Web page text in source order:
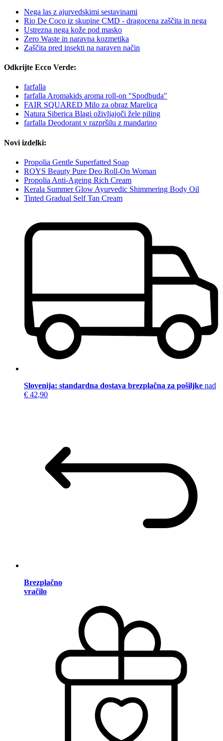
Nega las z ajurvedskimi sestavinami
Rio De Coco iz skupine CMD - dragocena zaščita in nega
Ustrezna nega kože pod masko
Zero Waste in naravna kozmetika
Zaščita pred insekti na naraven način
Odkrijte Ecco Verde:
farfalla
farfalla Aromakids aroma roll-on "Spodbuda"
FAIR SQUARED Milo za obraz Marelica
Natura Siberica Blagi oživljajoči žele piling
farfalla Deodorant v razpršilu z mandarino
Novi izdelki:
Propolia Gentle Superfatted Soap
ROYS Beauty Pure Deo Roll-On Woman
Propolia Anti-Ageing Rich Cream
Kerala Summer Glow Ayurvedic Shimmering Body Oil
Tinted Gradual Self Tan Cream
Slovenija: standardna dostava brezplačna za pošiljke nad
€ 42,90
Brezplačno
vračilo